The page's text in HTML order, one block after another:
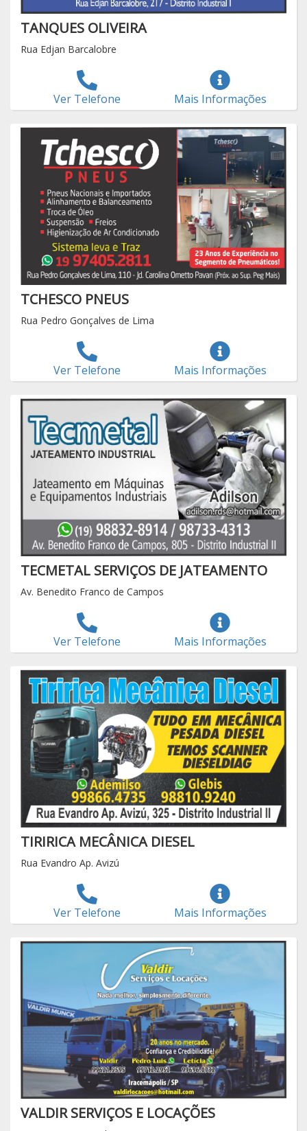
TANQUES OLIVEIRA
Rua Edjan Barcalobre
Ver Telefone Mais Informações
TCHESCO PNEUS
Rua Pedro Gonçalves de Lima
Ver Telefone Mais Informações
TECMETAL SERVIÇOS DE JATEAMENTO
Av. Benedito Franco de Campos
Ver Telefone Mais Informações
TIRIRICA MECÂNICA DIESEL
Rua Evandro Ap. Avizú
Ver Telefone Mais Informações
VALDIR SERVIÇOS E LOCAÇÕES